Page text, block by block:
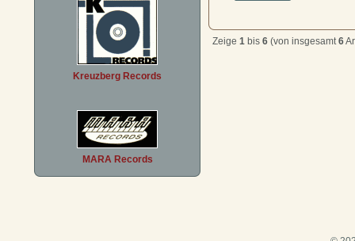
Kreuzberg Records
MARA Records
Zeige 1 bis 6 (von insgesamt6